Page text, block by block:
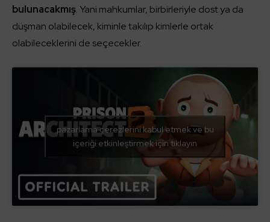
bulunacakmış. Yani mahkumlar, birbirleriyle dost ya da
düşman olabilecek, kiminle takılıp kimlerle ortak
olabileceklerini de seçecekler.
pazarlama çerezlerini kabul etmek ve bu
içeriği etkinleştirmek için tıklayın